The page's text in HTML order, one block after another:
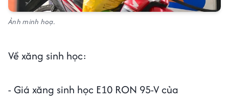
Ảnh minh hoạ.
Về xăng sinh học:
- Giá xăng sinh học E10 RON 95-V của